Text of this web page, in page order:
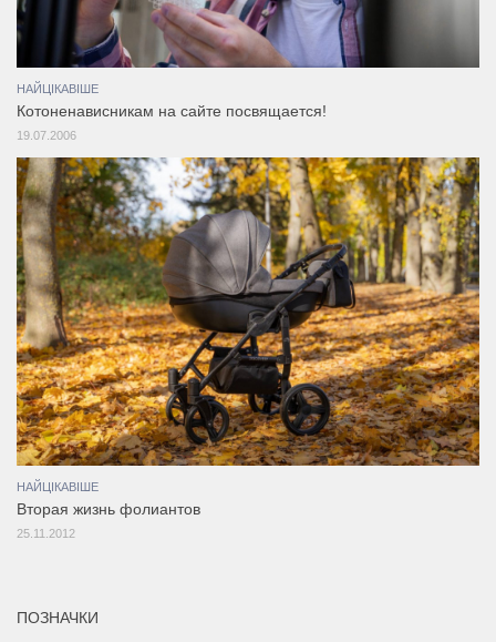
НАЙЦІКАВІШЕ
Котоненависникам на сайте посвящается!
19.07.2006
НАЙЦІКАВІШЕ
Вторая жизнь фолиантов
25.11.2012
ПОЗНАЧКИ